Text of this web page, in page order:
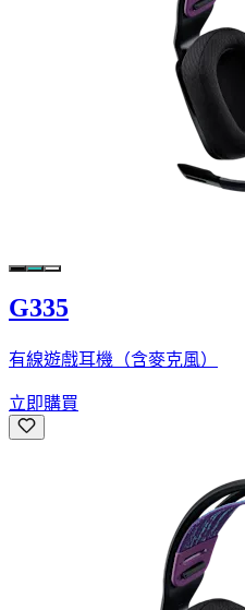
G335
有線遊戲耳機（含麥克風）
立即購買